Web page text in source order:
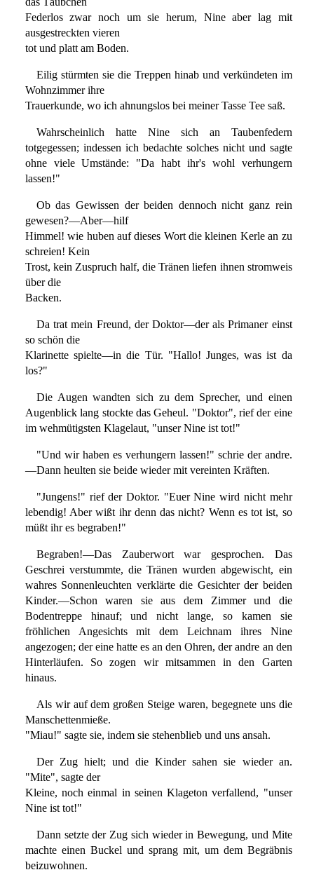
Federlos zwar noch um sie herum, Nine aber lag mit
ausgestreckten vieren
tot und platt am Boden.
Eilig stürmten sie die Treppen hinab und verkündeten im
Wohnzimmer ihre
Trauerkunde, wo ich ahnungslos bei meiner Tasse Tee saß.
Wahrscheinlich hatte Nine sich an Taubenfedern
totgegessen; indessen ich bedachte solches nicht und sagte
ohne viele Umstände: "Da habt ihr's wohl verhungern
lassen!"
Ob das Gewissen der beiden dennoch nicht ganz rein
gewesen?—Aber—hilf
Himmel! wie huben auf dieses Wort die kleinen Kerle an zu
schreien! Kein
Trost, kein Zuspruch half, die Tränen liefen ihnen stromweis
über die
Backen.
Da trat mein Freund, der Doktor—der als Primaner einst
so schön die
Klarinette spielte—in die Tür. "Hallo! Junges, was ist da
los?"
Die Augen wandten sich zu dem Sprecher, und einen
Augenblick lang stockte das Geheul. "Doktor", rief der eine
im wehmütigsten Klagelaut, "unser Nine ist tot!"
"Und wir haben es verhungern lassen!" schrie der andre.
—Dann heulten sie beide wieder mit vereinten Kräften.
"Jungens!" rief der Doktor. "Euer Nine wird nicht mehr
lebendig! Aber wißt ihr denn das nicht? Wenn es tot ist, so
müßt ihr es begraben!"
Begraben!—Das Zauberwort war gesprochen. Das
Geschrei verstummte, die Tränen wurden abgewischt, ein
wahres Sonnenleuchten verklärte die Gesichter der beiden
Kinder.—Schon waren sie aus dem Zimmer und die
Bodentreppe hinauf; und nicht lange, so kamen sie
fröhlichen Angesichts mit dem Leichnam ihres Nine
angezogen; der eine hatte es an den Ohren, der andre an den
Hinterläufen. So zogen wir mitsammen in den Garten
hinaus.
Als wir auf dem großen Steige waren, begegnete uns die
Manschettenmieße.
"Miau!" sagte sie, indem sie stehenblieb und uns ansah.
Der Zug hielt; und die Kinder sahen sie wieder an.
"Mite", sagte der
Kleine, noch einmal in seinen Klageton verfallend, "unser
Nine ist tot!"
Dann setzte der Zug sich wieder in Bewegung, und Mite
machte einen Buckel und sprang mit, um dem Begräbnis
beizuwohnen.